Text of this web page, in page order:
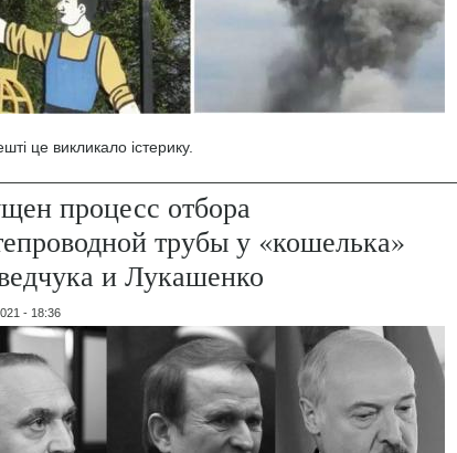
це викликало істерику.
процесс отбора
трубы у «кошелька»
и Лукашенко
- 18:36